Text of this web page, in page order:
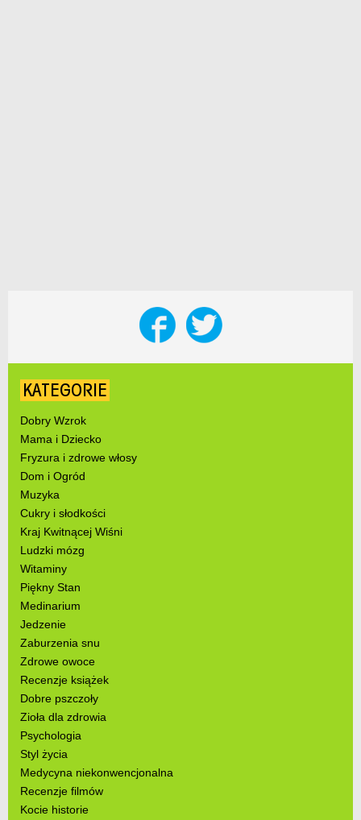
KATEGORIE
Dobry Wzrok
Mama i Dziecko
Fryzura i zdrowe włosy
Dom i Ogród
Muzyka
Cukry i słodkości
Kraj Kwitnącej Wiśni
Ludzki mózg
Witaminy
Piękny Stan
Medinarium
Jedzenie
Zaburzenia snu
Zdrowe owoce
Recenzje książek
Dobre pszczoły
Zioła dla zdrowia
Psychologia
Styl życia
Medycyna niekonwencjonalna
Recenzje filmów
Kocie historie